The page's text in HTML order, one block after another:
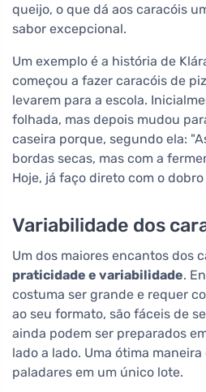
queijo, o que dá aos caracóis
sabor excepcional.
Um exemplo é a história de
começou a fazer caracóis de
levarem para a escola.
folhada, mas depois mudou
caseira porque, segundo ela:
bordas secas, mas com a
Hoje, já faço direto com o
Variabilidade dos
Um dos maiores encantos dos
praticidade e variabilidade.
costuma ser grande e requer
ao seu formato, são fáceis de
ainda podem ser preparados
lado a lado. Uma ótima
paladares em um único lote.